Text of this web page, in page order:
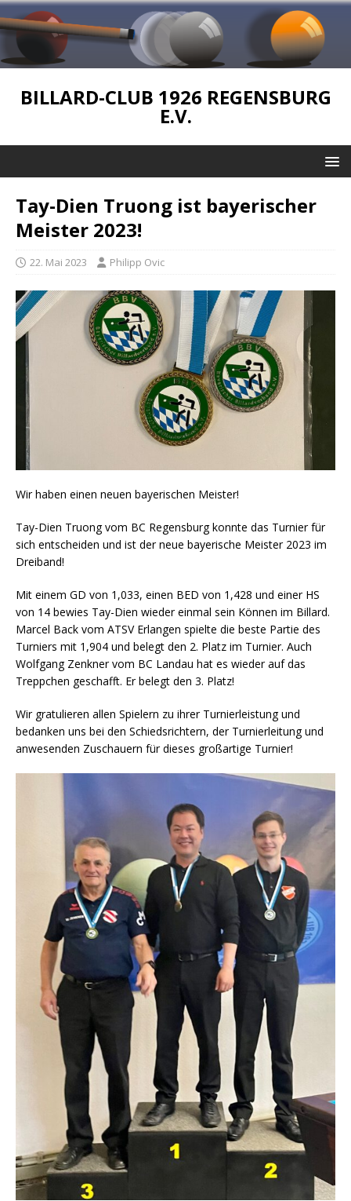
BILLARD-CLUB 1926 REGENSBURG
E.V.
Tay-Dien Truong ist bayerischer
Meister 2023!
22. Mai 2023 Philipp Ovic
Wir haben einen neuen bayerischen Meister!
Tay-Dien Truong vom BC Regensburg konnte das Turnier für
sich entscheiden und ist der neue bayerische Meister 2023 im
Dreiband!
Mit einem GD von 1,033, einen BED von 1,428 und einer HS
von 14 bewies Tay-Dien wieder einmal sein Können im Billard.
Marcel Back vom ATSV Erlangen spielte die beste Partie des
Turniers mit 1,904 und belegt den 2. Platz im Turnier. Auch
Wolfgang Zenkner vom BC Landau hat es wieder auf das
Treppchen geschafft. Er belegt den 3. Platz!
Wir gratulieren allen Spielern zu ihrer Turnierleistung und
bedanken uns bei den Schiedsrichtern, der Turnierleitung und
anwesenden Zuschauern für dieses großartige Turnier!